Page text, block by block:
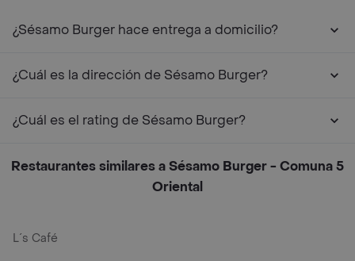
¿Sésamo Burger hace entrega a domicilio?
¿Cuál es la dirección de Sésamo Burger?
¿Cuál es el rating de Sésamo Burger?
Restaurantes similares a Sésamo Burger - Comuna 5
Oriental
L´s Café